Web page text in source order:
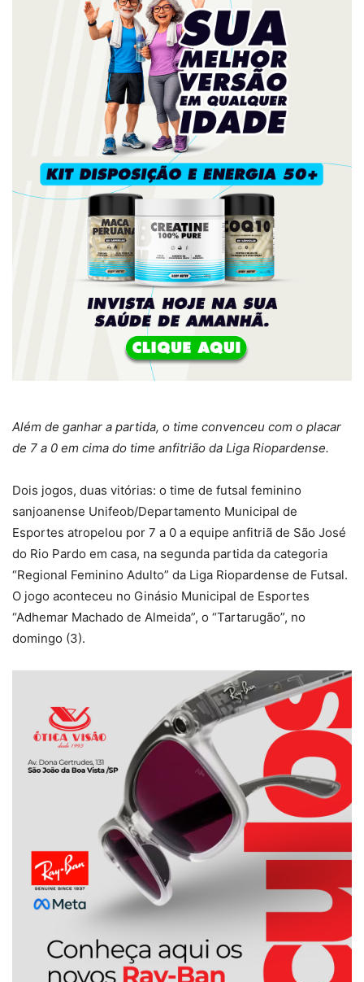
Além de ganhar a partida, o time convenceu com o placar
de 7 a 0 em cima do time anfitrião da Liga Riopardense.
Dois jogos, duas vitórias: o time de futsal feminino
sanjoanense Unifeob/Departamento Municipal de
Esportes atropelou por 7 a 0 a equipe anfitriã de São José
do Rio Pardo em casa, na segunda partida da categoria
“Regional Feminino Adulto” da Liga Riopardense de Futsal.
O jogo aconteceu no Ginásio Municipal de Esportes
“Adhemar Machado de Almeida”, o “Tartarugão”, no
domingo (3).